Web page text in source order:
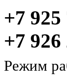
+7 925
+7 926
Режим